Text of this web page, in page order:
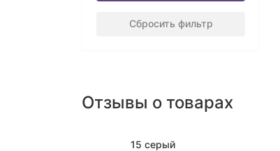
Сбросить фильтр
Отзывы о товарах
15 серый